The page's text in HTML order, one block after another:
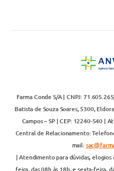
Farma Conde S/A | CNPJ:
Batista de Souza Soares, 5300,
Campos – SP | CEP: 12240-540 |
Central de Relacionamento:
mail:
| Atendimento para dúvidas,
feira, das 08h às 18h, e sexta-feira,